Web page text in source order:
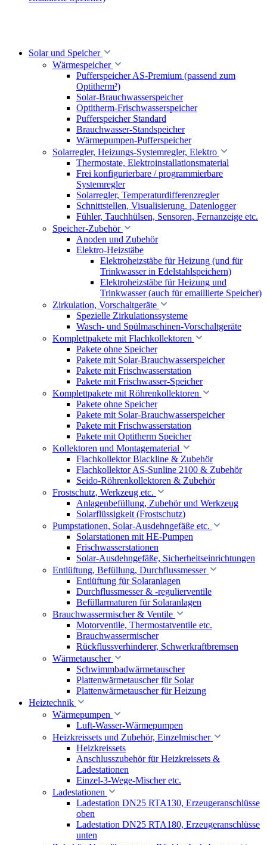
Solar und Speicher
Wärmespeicher
Pufferspeicher AS-Premium (passend zum
Optitherm²)
Solar-Brauchwasserspeicher
Optitherm-Frischwasserspeicher
Pufferspeicher Standard
Brauchwasser-Standspeicher
Wärmepumpen-Pufferspeicher
Solarregler, Heizungs-Systemregler, Elektro
Thermostate, Elektroinstallationsmaterial
Frei konfigurierbare / programmierbare
Systemregler
Solarregler, Temperaturdifferenzregler
Schnittstellen, Visualisierung, Datenlogger
Fühler, Tauchhülsen, Sensoren, Fernanzeige etc.
Speicher-Zubehör
Anoden und Zubehör
Elektro-Heizstäbe
Elektroheizstäbe für Heizung (und für
Trinkwasser in Edelstahlspeichern)
Elektroheizstäbe für Heizung und
Trinkwasser (auch für emaillierte Speicher)
Zirkulation, Vorschaltgeräte
Spezielle Zirkulationssysteme
Wasch- und Spülmaschinen-Vorschaltgeräte
Komplettpakete mit Flachkollektoren
Pakete ohne Speicher
Pakete mit Solar-Brauchwasserspeicher
Pakete mit Frischwasserstation
Pakete mit Frischwasser-Speicher
Komplettpakete mit Röhrenkollektoren
Pakete ohne Speicher
Pakete mit Solar-Brauchwasserspeicher
Pakete mit Frischwasserstation
Pakete mit Optitherm Speicher
Kollektoren und Montagematerial
Flachkollektor Blackline & Zubehör
Flachkollektor AS-Sunline 2100 & Zubehör
Seido-Röhrenkollektoren & Zubehör
Frostschutz, Werkzeug etc.
Anlagenbefüllung, Zubehör und Werkzeug
Solarflüssigkeit (Frostschutz)
Pumpstationen, Solar-Ausdehngefäße etc.
Solarstationen mit HE-Pumpen
Frischwasserstationen
Solar-Ausdehngefäße, Sicherheitseinrichtungen
Entlüftung, Befüllung, Durchflussmesser
Entlüftung für Solaranlagen
Durchflussmesser & -regulierventile
Befüllarmaturen für Solaranlagen
Brauchwassermischer & Ventile
Motorventile, Thermostatventile etc.
Brauchwassermischer
Rückflussverhinderer, Schwerkraftbremsen
Wärmetauscher
Schwimmbadwärmetauscher
Plattenwärmetauscher für Solar
Plattenwärmetauscher für Heizung
Heiztechnik
Wärmepumpen
Luft-Wasser-Wärmepumpen
Heizkreissets und Zubehör, Einzelmischer
Heizkreissets
Anschlusszubehör für Heizkreissets &
Ladestationen
Einzel-3-Wege-Mischer etc.
Ladestationen
Ladestation DN25 RTA130, Erzeugeranschlüsse
oben
Ladestation DN25 RTA180, Erzeugeranschlüsse
unten